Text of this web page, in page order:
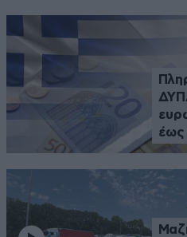
έως